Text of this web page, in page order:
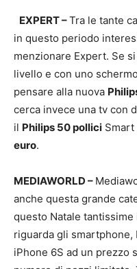
EXPERT –Tra le tante
in questo periodo
menzionare Expert. Se
livello e con uno
pensare alla nuova
cerca invece una tv con
il Philips 50 pollici Smart
euro.
MEDIAWORLD –
anche questa grande
questo Natale
riguarda gli
iPhone 6S ad un prezzo